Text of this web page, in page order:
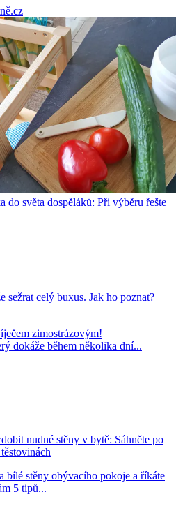
do světa dospěláků: Při výběru řešte
sežrat celý buxus. Jak ho poznat?
zimostrázovým!
dokáže během několika dní...
nudné stěny v bytě: Sáhněte po
bílé stěny obývacího pokoje a říkáte
5 tipů...